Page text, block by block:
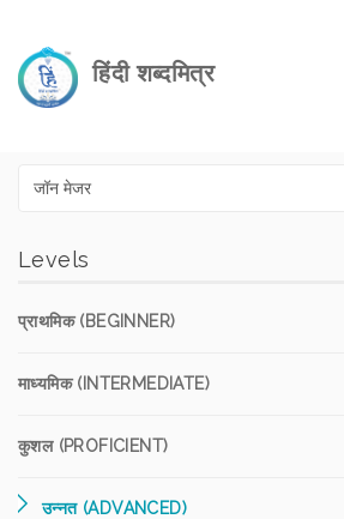
हिंदी शब्दमित्र
Levels
प्राथमिक (BEGINNER)
माध्यमिक (INTERMEDIATE)
कुशल (PROFICIENT)
उन्नत (ADVANCED)